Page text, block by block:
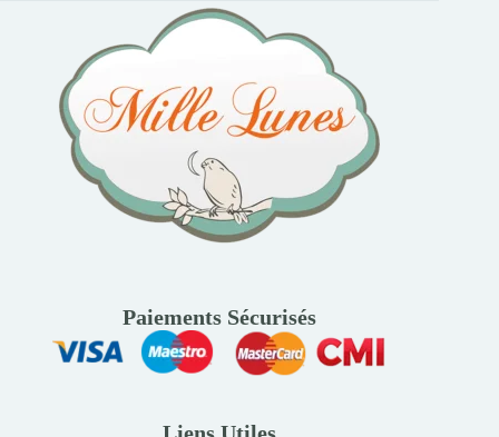
Paiements Sécurisés